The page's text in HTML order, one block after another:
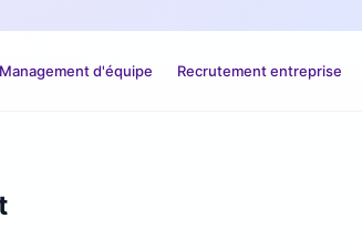
Management d'équipe Recrutement entreprise